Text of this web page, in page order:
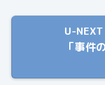
U-
「事件